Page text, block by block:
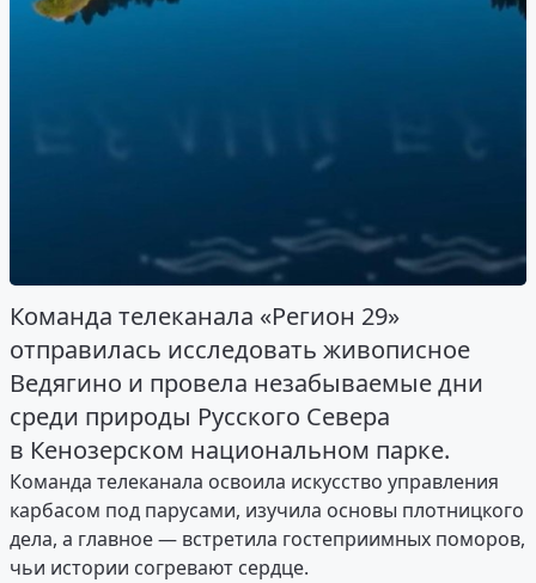
Команда телеканала «Регион 29»
отправилась исследовать живописное
Ведягино и провела незабываемые дни
среди природы Русского Севера
в Кенозерском национальном парке.
Команда телеканала освоила искусство управления
карбасом под парусами, изучила основы плотницкого
дела, а главное — встретила гостеприимных поморов,
чьи истории согревают сердце.